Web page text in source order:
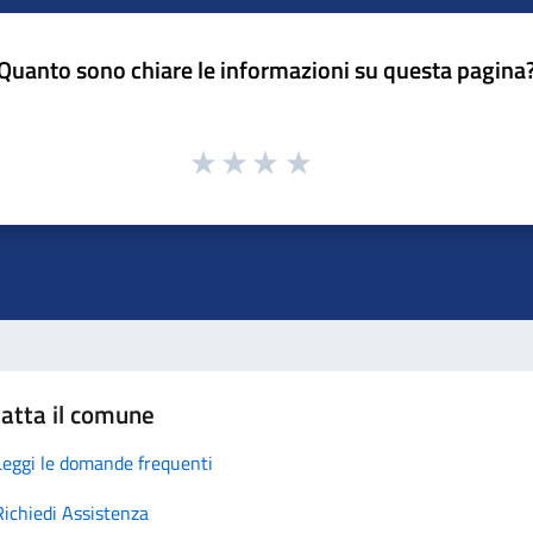
sono chiare le informazioni su questa
il comune
le domande frequenti
Assistenza